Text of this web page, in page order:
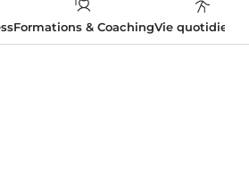
Formations & CoachingVie